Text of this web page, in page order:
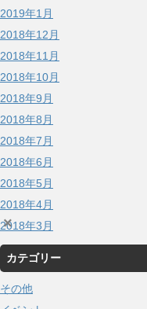
2019年1月
2018年12月
2018年11月
2018年10月
2018年9月
2018年8月
2018年7月
2018年6月
2018年5月
2018年4月
2018年3月
カテゴリー
その他
×